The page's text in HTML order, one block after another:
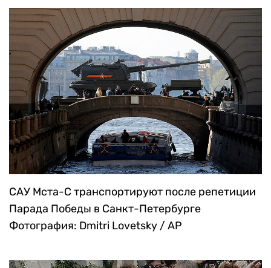
САУ Мста-С транспортируют после репетиции
Парада Победы в Санкт-Петербурге
Фотография: Dmitri Lovetsky / AP